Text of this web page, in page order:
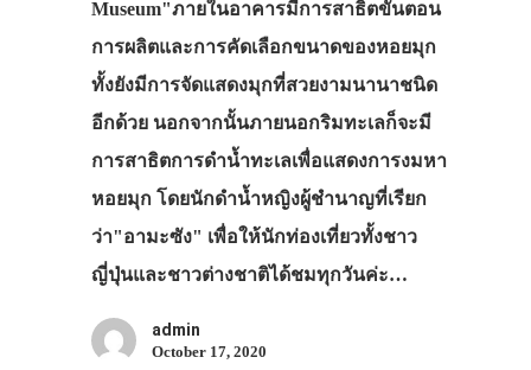
Museum"ภายในอาคารมีการสาธิตขั้นตอน
การผลิตและการคัดเลือกขนาดของหอยมุก
ทั้งยังมีการจัดแสดงมุกที่สวยงามนานาชนิด
อีกด้วย นอกจากนั้นภายนอกริมทะเลก็จะมี
การสาธิตการดำน้ำทะเลเพื่อแสดงการงมหา
หอยมุก โดยนักดำน้ำหญิงผู้ชำนาญที่เรียก
ว่า"อามะซัง" เพื่อให้นักท่องเที่ยวทั้งชาว
ญี่ปุ่นและชาวต่างชาติได้ชมทุกวันค่ะ…
admin
October 17, 2020